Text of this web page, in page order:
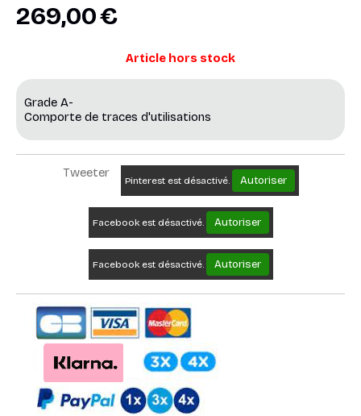
269,00€
Article hors stock
Grade A-
Comporte de traces d'utilisations
Tweeter
Pinterest est désactivé. Autoriser
Facebook est désactivé. Autoriser
Facebook est désactivé. Autoriser